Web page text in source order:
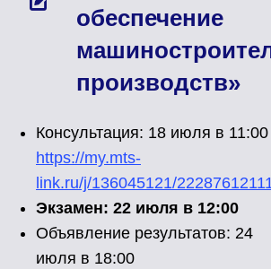
обеспечение
производств»
Консультация: 18 июля в 11:00
https://my.mts-
link.ru/j/136045121/
Экзамен: 22 июля в 12:00
Объявление результатов: 24
июля в 18:00